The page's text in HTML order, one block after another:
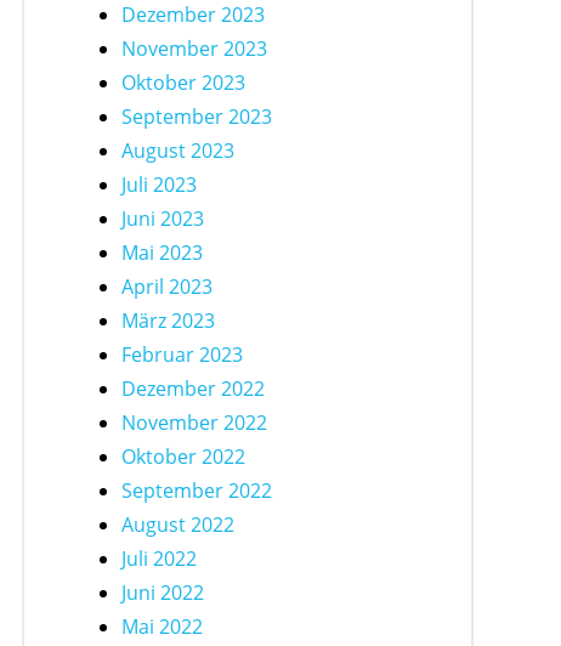
Dezember 2023
November 2023
Oktober 2023
September 2023
August 2023
Juli 2023
Juni 2023
Mai 2023
April 2023
März 2023
Februar 2023
Dezember 2022
November 2022
Oktober 2022
September 2022
August 2022
Juli 2022
Juni 2022
Mai 2022